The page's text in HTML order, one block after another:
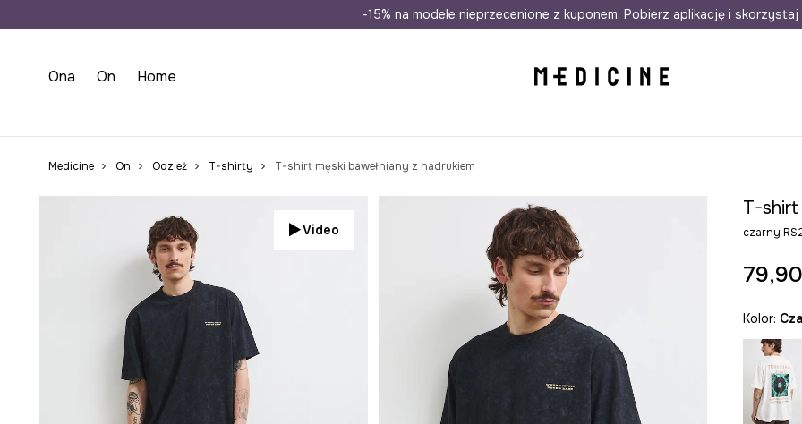
Wysyłka nawet w 24h Darmowa dostawa do salonów 30
-15% na modele nieprzecenione z kuponem. Pobierz aplikację i skorzystaj
Ona On Home
Medicine On Odzież T-shirty T-shirt męski bawełniany z nadrukiem
Video
T-shirt
czarny
Kolor: